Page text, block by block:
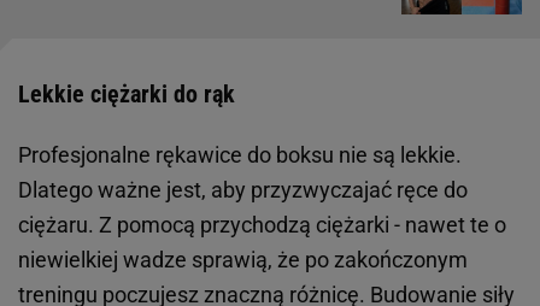
Lekkie ciężarki do rąk
Profesjonalne rękawice do boksu nie są lekkie.
Dlatego ważne jest, aby przyzwyczajać ręce do
ciężaru. Z pomocą przychodzą ciężarki - nawet te o
niewielkiej wadze sprawią, że po zakończonym
treningu poczujesz znaczną różnicę. Budowanie siły